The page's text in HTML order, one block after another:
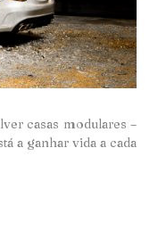
casas modulares –
a ganhar vida a cada